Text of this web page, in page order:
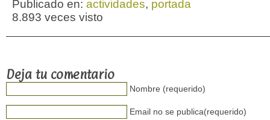
Publicado en: actividades, portada
8.893 veces visto
Deja tu comentario
Nombre (requerido)
Email no se publica(requerido)